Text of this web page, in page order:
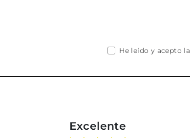
He leído y acepto la
Excelente